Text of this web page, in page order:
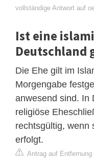
vollständige Antwort auf
Ist eine
Deutschland
Die Ehe gilt im
Morgengabe
anwesend sind. In
religiöse
rechtsgültig, wenn
erfolgt.
Antrag auf Entfernung